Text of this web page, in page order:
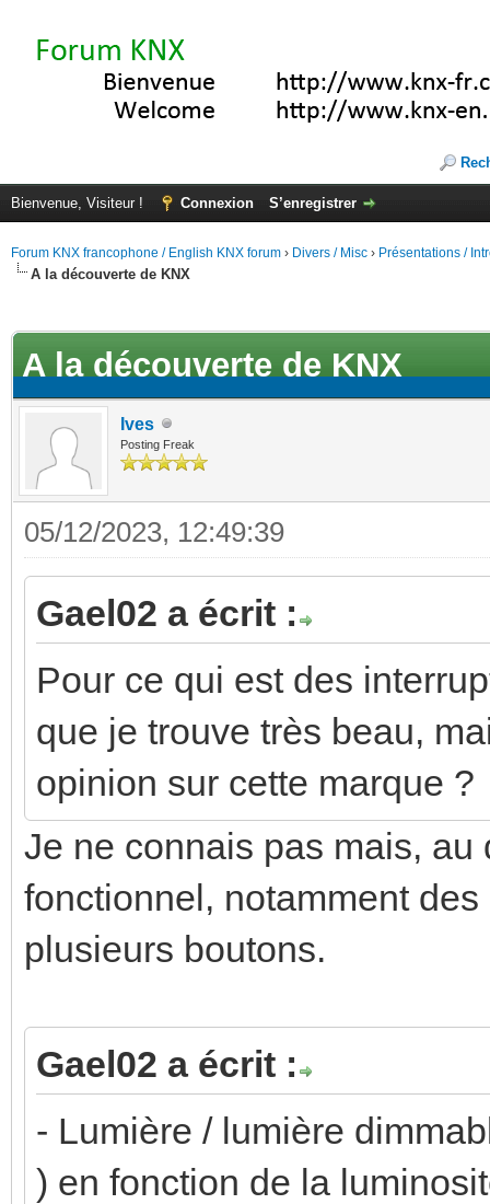
Bienvenue, Visiteur ! Connexion S’enregistrer
Forum KNX francophone / English KNX forum › Divers / Misc › Présentations /
A la découverte de KNX
A la découverte de KNX
Ives
Posting Freak
05/12/2023, 12:49:39
Gael02 a écrit :
Pour ce qui est des
que je trouve très beau,
opinion sur cette marque ?
Je ne connais pas mais,
fonctionnel, notamment
plusieurs boutons.
Gael02 a écrit :
- Lumière / lumière
) en fonction de la